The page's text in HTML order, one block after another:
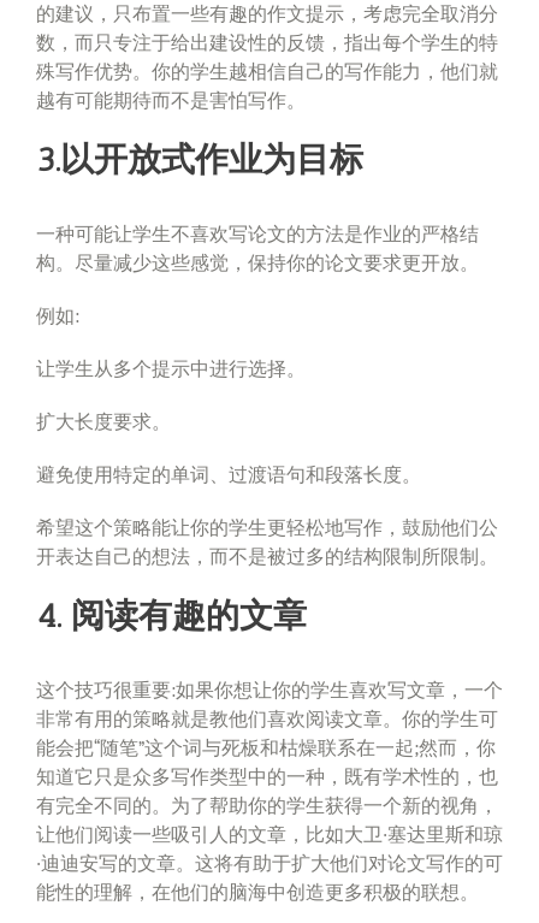
的建议，只布置一些有趣的作文提示，考虑完全取消分
数，而只专注于给出建设性的反馈，指出每个学生的特
殊写作优势。你的学生越相信自己的写作能力，他们就
越有可能期待而不是害怕写作。
3.以开放式作业为目标
一种可能让学生不喜欢写论文的方法是作业的严格结
构。尽量减少这些感觉，保持你的论文要求更开放。
例如:
让学生从多个提示中进行选择。
扩大长度要求。
避免使用特定的单词、过渡语句和段落长度。
希望这个策略能让你的学生更轻松地写作，鼓励他们公
开表达自己的想法，而不是被过多的结构限制所限制。
4. 阅读有趣的文章
这个技巧很重要:如果你想让你的学生喜欢写文章，一个
非常有用的策略就是教他们喜欢阅读文章。你的学生可
能会把“随笔”这个词与死板和枯燥联系在一起;然而，你
知道它只是众多写作类型中的一种，既有学术性的，也
有完全不同的。为了帮助你的学生获得一个新的视角，
让他们阅读一些吸引人的文章，比如大卫·塞达里斯和琼
·迪迪安写的文章。这将有助于扩大他们对论文写作的可
能性的理解，在他们的脑海中创造更多积极的联想。